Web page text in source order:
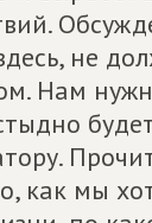
не
Нам
как мы